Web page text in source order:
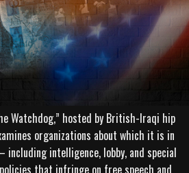
Watchdog,” hosted by British-Iraqi hip
organizations about which it is in
intelligence, lobby, and special
that infringe on free speech and